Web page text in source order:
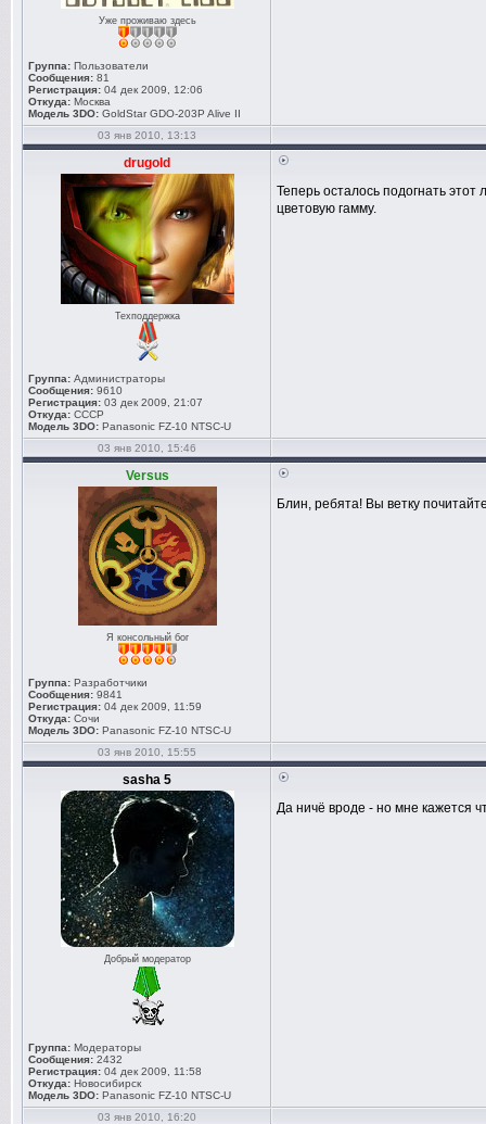
Уже проживаю здесь
Группа: Пользователи
Сообщения: 81
Регистрация: 04 дек 2009, 12:06
Откуда: Москва
Модель 3DO: GoldStar GDO-203P Alive II
03 янв 2010, 13:13
drugold
Техподдержка
Группа: Администраторы
Сообщения: 9610
Регистрация: 03 дек 2009, 21:07
Откуда: СССР
Модель 3DO: Panasonic FZ-10 NTSC-U
Теперь осталось подогнать этот
цветовую гамму.
03 янв 2010, 15:46
Versus
Я консольный бог
Группа: Разработчики
Сообщения: 9841
Регистрация: 04 дек 2009, 11:59
Откуда: Сочи
Модель 3DO: Panasonic FZ-10 NTSC-U
Блин, ребята! Вы ветку
03 янв 2010, 15:55
sasha 5
Добрый модератор
Группа: Модераторы
Сообщения: 2432
Регистрация: 04 дек 2009, 11:58
Откуда: Новосибирск
Модель 3DO: Panasonic FZ-10 NTSC-U
Да ничё вроде - но мне кажется
03 янв 2010, 16:20